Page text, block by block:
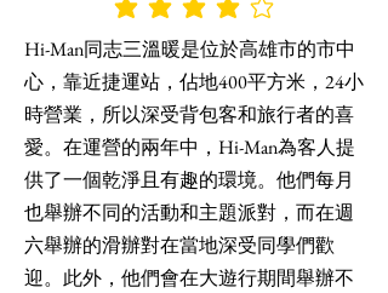
平均評等為 4 ，滿分 5 分
Hi-Man同志三溫暖是位於高雄市的市中
心，靠近捷運站，佔地400平方米，24小
時營業，所以深受背包客和旅行者的喜
愛。在運營的兩年中，Hi-Man為客人提
供了一個乾淨且有趣的環境。他們每月
也舉辦不同的活動和主題派對，而在週
六舉辦的滑辦對在當地深受同學們歡
迎。此外，他們會在大遊行期間舉辦不